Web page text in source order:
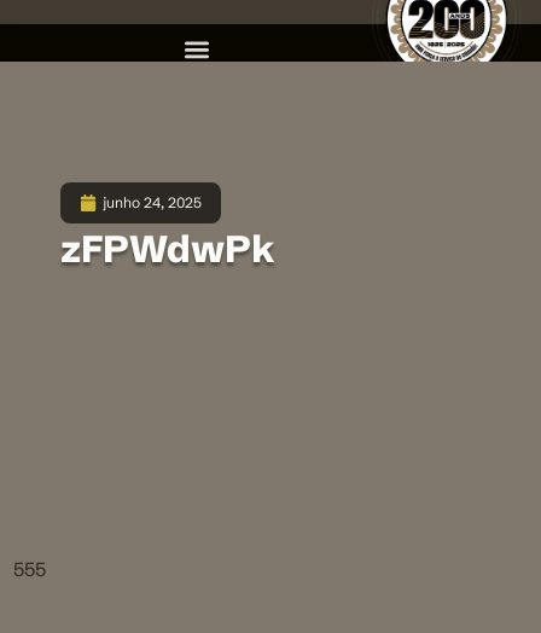
junho 24, 2025
zFPWdwPk
555